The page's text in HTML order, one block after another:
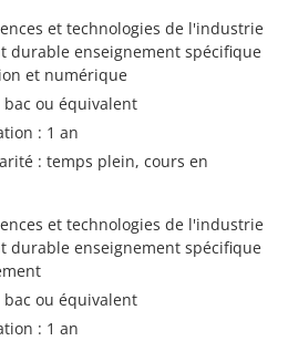
et technologies de l'industrie
durable enseignement spécifique
et numérique
ou équivalent
: 1 an
: temps plein, cours en
et technologies de l'industrie
durable enseignement spécifique
ou équivalent
: 1 an